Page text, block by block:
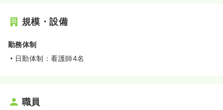
規模・設備
勤務体制
日勤体制：看護師4名
職員